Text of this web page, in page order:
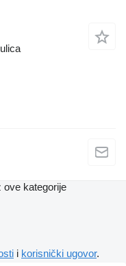
ove kategorije
i korisnički ugovor.